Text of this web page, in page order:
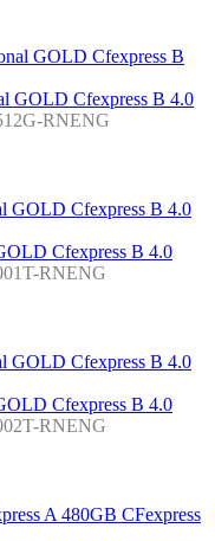
GOLD Cfexpress B 4.0
RNENG
Cfexpress B 4.0
RNENG
Cfexpress B 4.0
RNENG